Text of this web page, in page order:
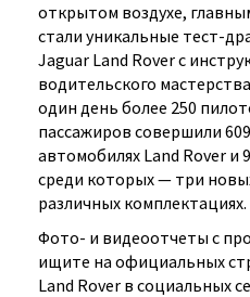
открытом воздухе,
стали уникальные тест-
Jaguar Land Rover с
водительского мастерства
один день более 250
пассажиров совершили
автомобилях Land Rover и
среди которых — три
различных комплектациях.
Фото- и видеоотчеты с
ищите на официальных
Land Rover в социальных